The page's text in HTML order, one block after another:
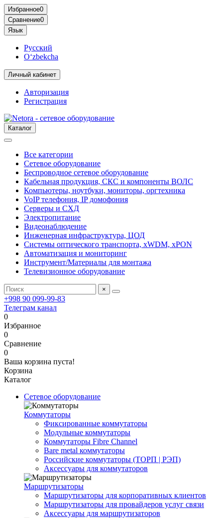
Избранное0
Сравнение0
Язык
Русский
O‘zbekcha
Личный кабинет
Авторизация
Регистрация
Каталог
Все категории
Сетевое оборудование
Беспроводное сетевое оборудование
Кабельная продукция, СКС и компоненты ВОЛС
Компьютеры, ноутбуки, мониторы, оргтехника
VoIP телефония, IP домофония
Серверы и СХД
Электропитание
Видеонаблюдение
Инженерная инфраструктура, ЦОД
Системы оптического транспорта, xWDM, xPON
Автоматизация и мониторинг
Инструмент/Материалы для монтажа
Телевизионное оборудование
×
+998 90 099-99-83
Телеграм канал
0
Избранное
0
Сравнение
0
Ваша корзина пуста!
Корзина
Каталог
Сетевое оборудование
Коммутаторы
Фиксированные коммутаторы
Модульные коммутаторы
Коммутаторы Fibre Channel
Bare metal коммутаторы
Российские коммутаторы (ТОРП | РЭП)
Аксессуары для коммутаторов
Маршрутизаторы
Маршрутизаторы для корпоративных клиентов
Маршрутизаторы для провайдеров услуг связи
Аксессуары для маршрутизаторов